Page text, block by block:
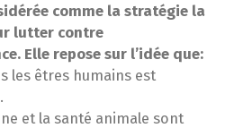
comme la stratégie la
lutter contre
Elle repose sur l’idée que:
les êtres humains est
et la santé animale sont